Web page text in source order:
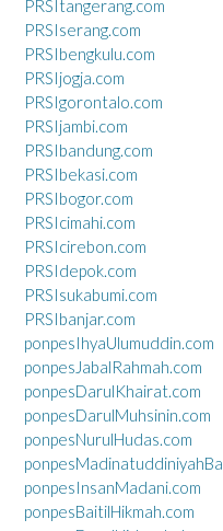
PRSItangerang.com
PRSIserang.com
PRSIbengkulu.com
PRSIjogja.com
PRSIgorontalo.com
PRSIjambi.com
PRSIbandung.com
PRSIbekasi.com
PRSIbogor.com
PRSIcimahi.com
PRSIcirebon.com
PRSIdepok.com
PRSIsukabumi.com
PRSIbanjar.com
ponpesIhyaUlumuddin.com
ponpesJabalRahmah.com
ponpesDarulKhairat.com
ponpesDarulMuhsinin.com
ponpesNurulHudas.com
ponpesInsanMadani.com
ponpesBaitilHikmah.com